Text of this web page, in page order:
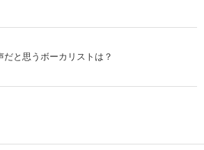
だと思うボーカリストは？